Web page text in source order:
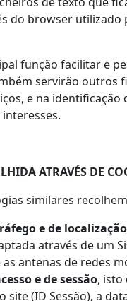
do browser
função facilitar e
servirão outros
e na
ATRAVÉS DE
similares
e de localização
através de um
as antenas de redes
e de sessão, isto
(ID Sessão), a